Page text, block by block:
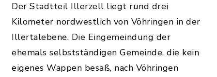
Der Stadtteil Illerzell liegt rund drei
Kilometer nordwestlich von Vöhringen in der
Illertalebene. Die Eingemeindung der
ehemals selbstständigen Gemeinde, die kein
eigenes Wappen besaß, nach Vöhringen